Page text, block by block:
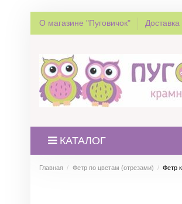
О магазине "Пуговичок"
КАТАЛОГ
Главная Фетр по цветам (отрезами) Фетр